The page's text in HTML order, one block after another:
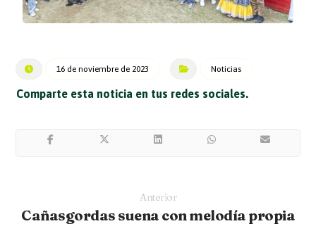
16 de noviembre de 2023 Noticias
Anterior
Cañasgordas suena con melodía propia